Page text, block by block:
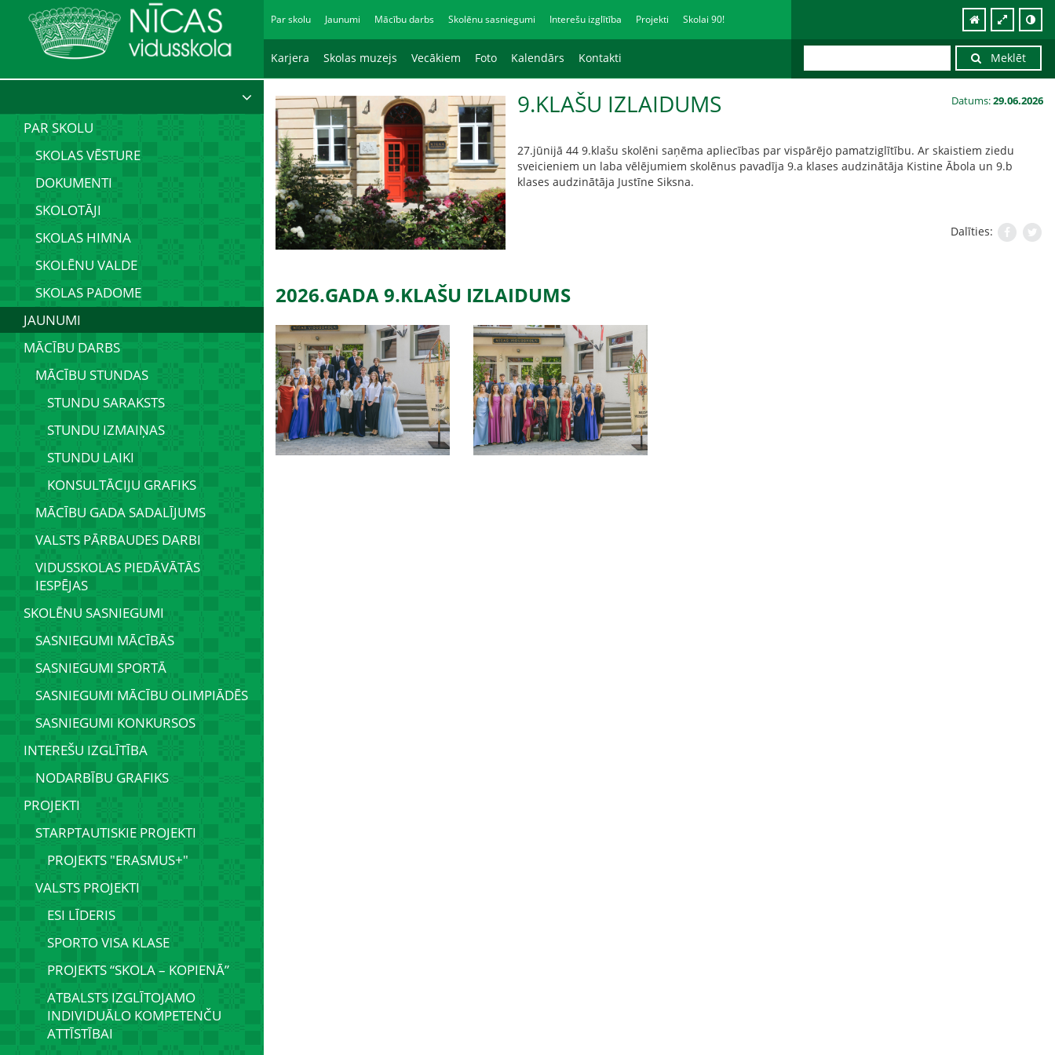
Meklēt
Par skolu Jaunumi Mācību darbs Skolēnu sasniegumi Interešu izglītība Projekti Skolai 90!
Karjera Skolas muzejs Vecākiem Foto Kalendārs Kontakti
PAR SKOLU
SKOLAS VĒSTURE
DOKUMENTI
SKOLOTĀJI
SKOLAS HIMNA
SKOLĒNU VALDE
SKOLAS PADOME
JAUNUMI
MĀCĪBU DARBS
MĀCĪBU STUNDAS
STUNDU SARAKSTS
STUNDU IZMAIŅAS
STUNDU LAIKI
KONSULTĀCIJU GRAFIKS
MĀCĪBU GADA SADALĪJUMS
VALSTS PĀRBAUDES DARBI
VIDUSSKOLAS PIEDĀVĀTĀS
IESPĒJAS
SKOLĒNU SASNIEGUMI
SASNIEGUMI MĀCĪBĀS
SASNIEGUMI SPORTĀ
SASNIEGUMI MĀCĪBU OLIMPIĀDĒS
SASNIEGUMI KONKURSOS
INTEREŠU IZGLĪTĪBA
NODARBĪBU GRAFIKS
PROJEKTI
STARPTAUTISKIE PROJEKTI
PROJEKTS "ERASMUS+"
VALSTS PROJEKTI
ESI LĪDERIS
SPORTO VISA KLASE
PROJEKTS “SKOLA – KOPIENĀ”
ATBALSTS IZGLĪTOJAMO
INDIVIDUĀLO KOMPETENČU
ATTĪSTĪBAI
Datums:29.06.2026
9.KLAŠU IZLAIDUMS
27.jūnijā 44 9.klašu skolēni saņēma apliecības par vispārējo pamatziglītību. Ar skaistiem ziedu
sveicieniem un laba vēlējumiem skolēnus pavadīja 9.a klases audzinātāja Kistine Ābola un 9.b
klases audzinātāja Justīne Siksna.
Dalīties:
2026.GADA 9.KLAŠU IZLAIDUMS